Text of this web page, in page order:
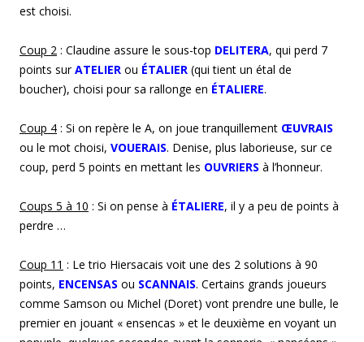
est choisi.
Coup 2 : Claudine assure le sous-top DELITERA, qui perd 7
points surATELIER ou ÉTALIER (qui tient un étal de
boucher), choisi pour sa rallonge en ÉTALIERE.
Coup 4 : Si on repère le A, on joue tranquillement ŒUVRAIS
ou le mot choisi, VOUERAIS. Denise, plus laborieuse, sur ce
coup, perd 5 points en mettant les OUVRIERS à l’honneur.
Coups 5 à 10 : Si on pense à ÉTALIERE, il y a peu de points à
perdre …
Coup 11 : Le trio Hiersacais voit une des 2 solutions à 90
points, ENCENSAS ou SCANNAIS. Certains grands joueurs
comme Samson ou Michel (Doret) vont prendre une bulle, le
premier en jouant « ensencas » et le deuxième en voyant un